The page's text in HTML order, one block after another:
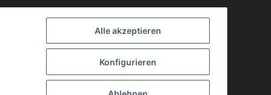
Alle akzeptieren
Konfigurieren